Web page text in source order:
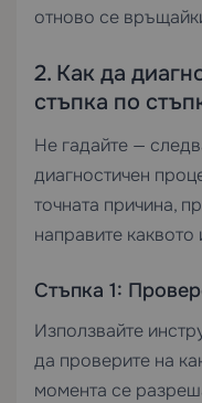
отново се
2. Как да
стъпка по
Не гадайте —
диагностичен
точната причина,
направите каквото
Стъпка 1:
Използвайте
да проверите на
момента се